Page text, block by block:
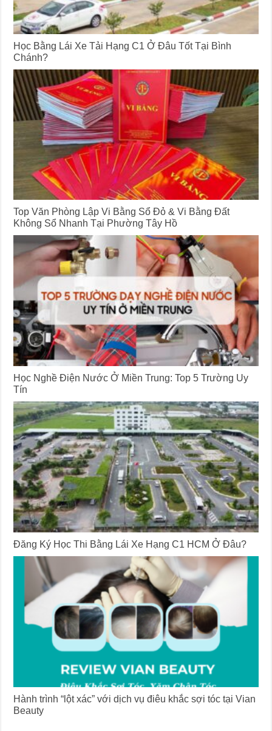
Học Bằng Lái Xe Tải Hạng C1 Ở Đâu Tốt Tại Bình
Chánh?
Top Văn Phòng Lập Vi Bằng Sổ Đỏ & Vi Bằng Đất
Không Sổ Nhanh Tại Phường Tây Hồ
Học Nghề Điện Nước Ở Miền Trung: Top 5 Trường Uy
Tín
Đăng Ký Học Thi Bằng Lái Xe Hạng C1 HCM Ở Đâu?
Hành trình “lột xác” với dịch vụ điêu khắc sợi tóc tại Vian
Beauty